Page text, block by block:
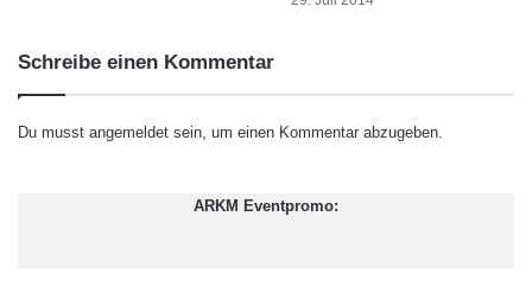
e
Schreibe einen Kommentar
Du musst angemeldet sein, um einen Kommentar abzugeben.
ARKM Eventpromo: